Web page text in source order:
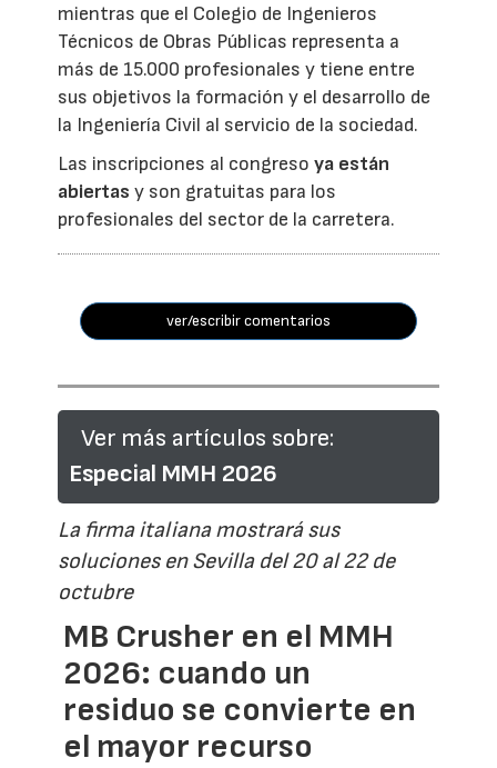
mientras que el Colegio de Ingenieros
Técnicos de Obras Públicas representa a
más de 15.000 profesionales y tiene entre
sus objetivos la formación y el desarrollo de
la Ingeniería Civil al servicio de la sociedad.
Las inscripciones al congresoya están
abiertas y son gratuitas para los
profesionales del sector de la carretera.
ver/escribir comentarios
Ver más artículos sobre:
Especial MMH 2026
La firma italiana mostrará sus
soluciones en Sevilla del 20 al 22 de
octubre
MB Crusher en el MMH
2026: cuando un
residuo se convierte en
el mayor recurso